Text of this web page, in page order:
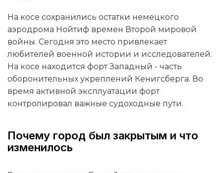
На косе сохранились остатки немецкого
аэродрома Нойтиф времен Второй мировой
войны. Сегодня это место привлекает
любителей военной истории и исследователей.
На косе находится форт Западный - часть
оборонительных укреплений Кенигсберга. Во
время активной эксплуатации форт
контролировал важные судоходные пути.
Почему город был закрытым и что
изменилось